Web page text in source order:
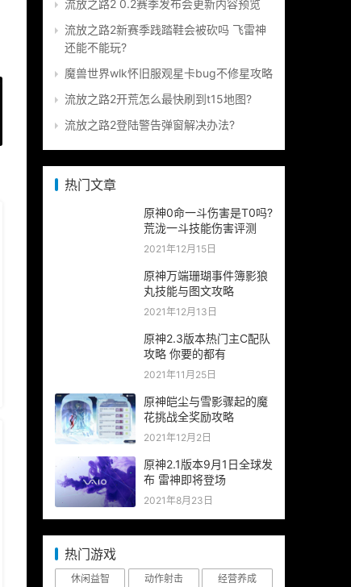
流放之路2 0.2赛季发布会更新内容预览
流放之路2新赛季践踏鞋会被砍吗 飞雷神
还能不能玩?
魔兽世界wlk怀旧服观星卡bug不修星攻略
流放之路2开荒怎么最快刷到t15地图?
流放之路2登陆警告弹窗解决办法?
热门文章
原神0命一斗伤害是T0吗?
荒泷一斗技能伤害评测
2021年12月15日
原神万端珊瑚事件簿影狼
丸技能与图文攻略
2021年12月13日
原神2.3版本热门主C配队
攻略 你要的都有
2021年11月25日
原神皑尘与雪影骤起的魔
花挑战全奖励攻略
2021年12月2日
原神2.1版本9月1日全球发
布 雷神即将登场
2021年8月23日
热门游戏
休闲益智 动作射击 经营养成